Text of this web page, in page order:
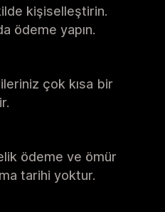
kişiselleştirin.
ödeme yapın.
çok kısa bir
ödeme ve ömür
tarihi yoktur.